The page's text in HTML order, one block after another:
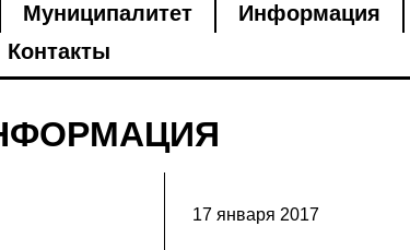
Муниципалитет
Информация
Контакты
17 января 2017